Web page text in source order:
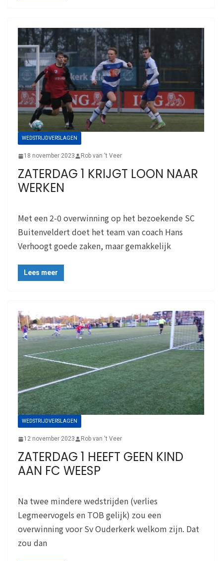
WEDSTRIJDVERSLAGEN
18 november 2023 Rob van 't Veer
ZATERDAG 1 KRIJGT LOON NAAR
WERKEN
Met een 2-0 overwinning op het bezoekende SC
Buitenveldert doet het team van coach Hans
Verhoogt goede zaken, maar gemakkelijk
Lees meer
WEDSTRIJDVERSLAGEN
12 november 2023 Rob van 't Veer
ZATERDAG 1 HEEFT GEEN KIND
AAN FC WEESP
Na twee mindere wedstrijden (verlies
Legmeervogels en TOB gelijk) zou een
overwinning voor Sv Ouderkerk welkom zijn. Dat
zou dan